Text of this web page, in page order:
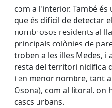
com a l'interior. També
que és difícil de detectar
nombrosos residents al
principals colònies de
troben a les illes Medes, i
resta del territori nidifica
i en menor nombre, tant
Osona), com al litoral, on
cascs urbans.